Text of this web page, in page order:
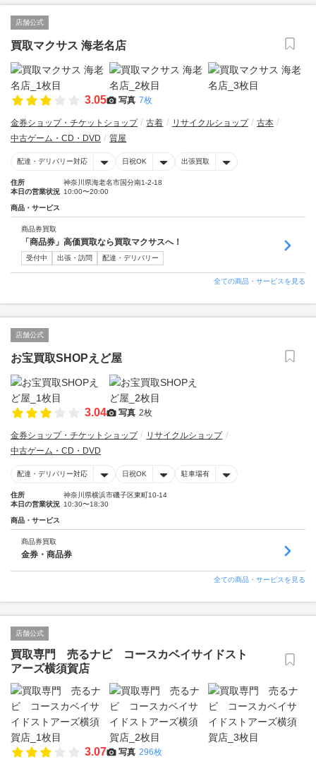
店舗公式
買取マクサス 海老名店
3.05 写真 7枚
金券ショップ・チケットショップ 古着 リサイクルショップ
古本
中古ゲーム・CD・DVD
質屋
配達・デリバリー対応 日祝OK 出張買取
住所
神奈川県海老名市国分南1-2-18
本日の営業状況 10:00〜20:00
商品・サービス
商品券買取
「商品券」高価買取なら買取マクサスへ！
受付中 出張・訪問 配達・デリバリー
全ての商品・サービスを見る
店舗公式
お宝買取SHOPえど屋
3.04 写真 2枚
金券ショップ・チケットショップ
リサイクルショップ
中古ゲーム・CD・DVD
配達・デリバリー対応 日祝OK 駐車場有
住所
神奈川県横浜市磯子区東町10-14
本日の営業状況 10:30〜18:30
商品・サービス
商品券買取
金券・商品券
全ての商品・サービスを見る
店舗公式
買取専門 売るナビ コースカベイサイドスト
アーズ横須賀店
3.07 写真 296枚